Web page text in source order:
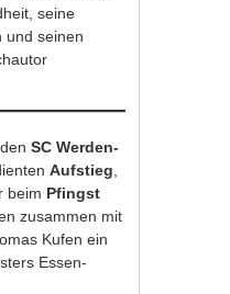
seine
und seinen
denSC Werden-
Aufstieg
beim Pfingst
zusammen mit
Kufen ein
Essen-